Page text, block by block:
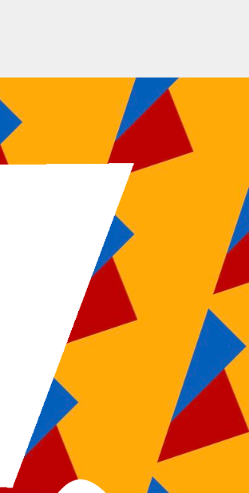
однозначно, как может
обеспечение
требует от нас анализа
паттернов поведения. В
кадров влечет за собой
модернизации дальнейших